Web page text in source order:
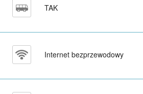
TAK
Internet bezprzewodowy